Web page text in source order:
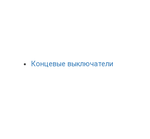
Концевые выключатели